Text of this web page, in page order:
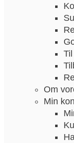
Om
Min